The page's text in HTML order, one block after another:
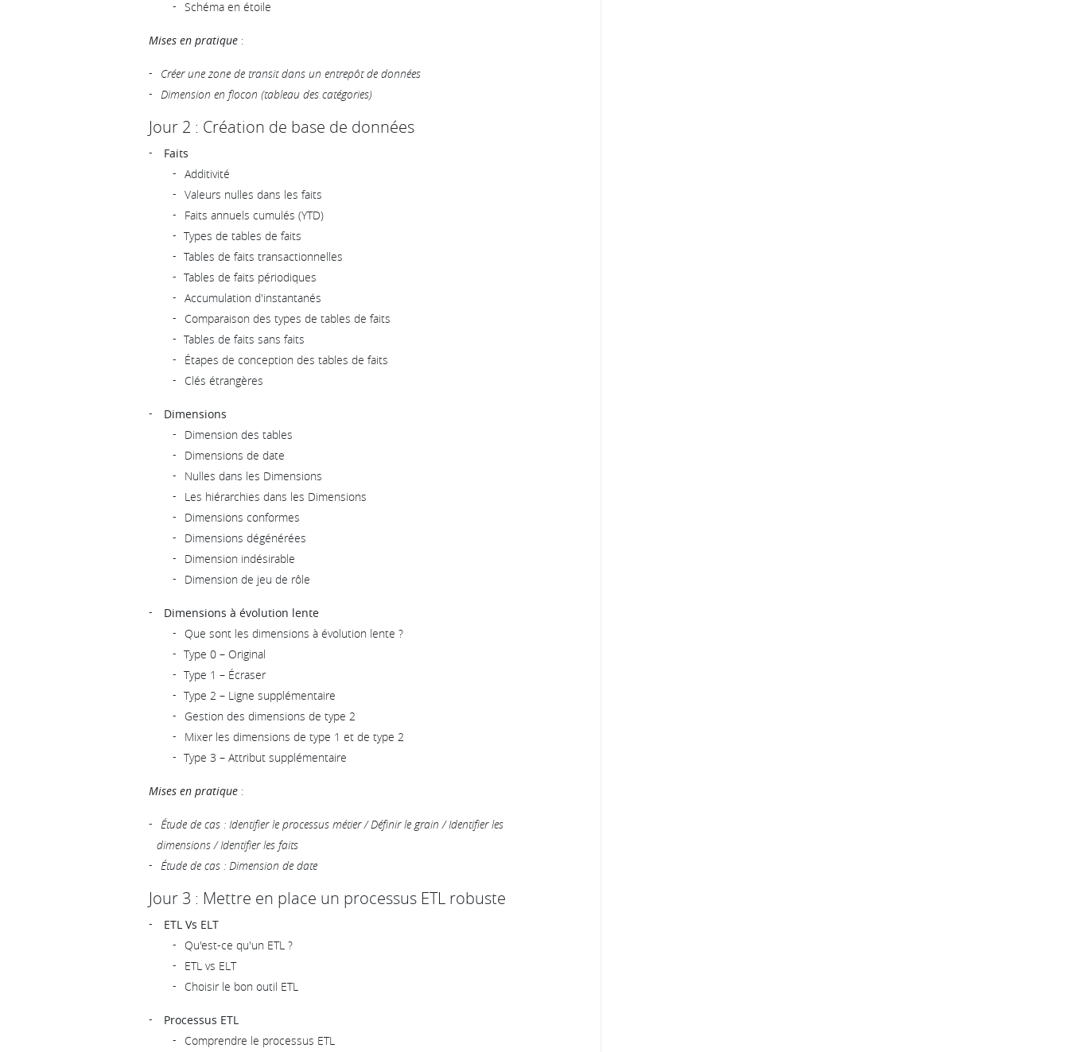
Schéma en étoile
Mises en pratique :
Créer une zone de transit dans un entrepôt de données
Dimension en flocon (tableau des catégories)
Jour 2 : Création de base de données
Faits
Additivité
Valeurs nulles dans les faits
Faits annuels cumulés (YTD)
Types de tables de faits
Tables de faits transactionnelles
Tables de faits périodiques
Accumulation d'instantanés
Comparaison des types de tables de faits
Tables de faits sans faits
Étapes de conception des tables de faits
Clés étrangères
Dimensions
Dimension des tables
Dimensions de date
Nulles dans les Dimensions
Les hiérarchies dans les Dimensions
Dimensions conformes
Dimensions dégénérées
Dimension indésirable
Dimension de jeu de rôle
Dimensions à évolution lente
Que sont les dimensions à évolution lente ?
Type 0 – Original
Type 1 – Écraser
Type 2 – Ligne supplémentaire
Gestion des dimensions de type 2
Mixer les dimensions de type 1 et de type 2
Type 3 – Attribut supplémentaire
Mises en pratique :
Étude de cas : Identifier le processus métier / Définir le grain / Identifier les
dimensions / Identifier les faits
Étude de cas : Dimension de date
Jour 3 : Mettre en place un processus ETL robuste
ETL Vs ELT
Qu'est-ce qu'un ETL ?
ETL vs ELT
Choisir le bon outil ETL
Processus ETL
Comprendre le processus ETL